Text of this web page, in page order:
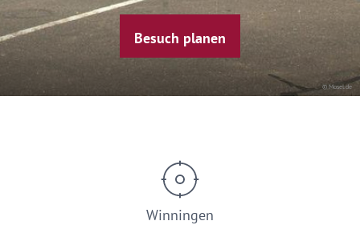
© Mosel.de
Besuch planen
Winningen